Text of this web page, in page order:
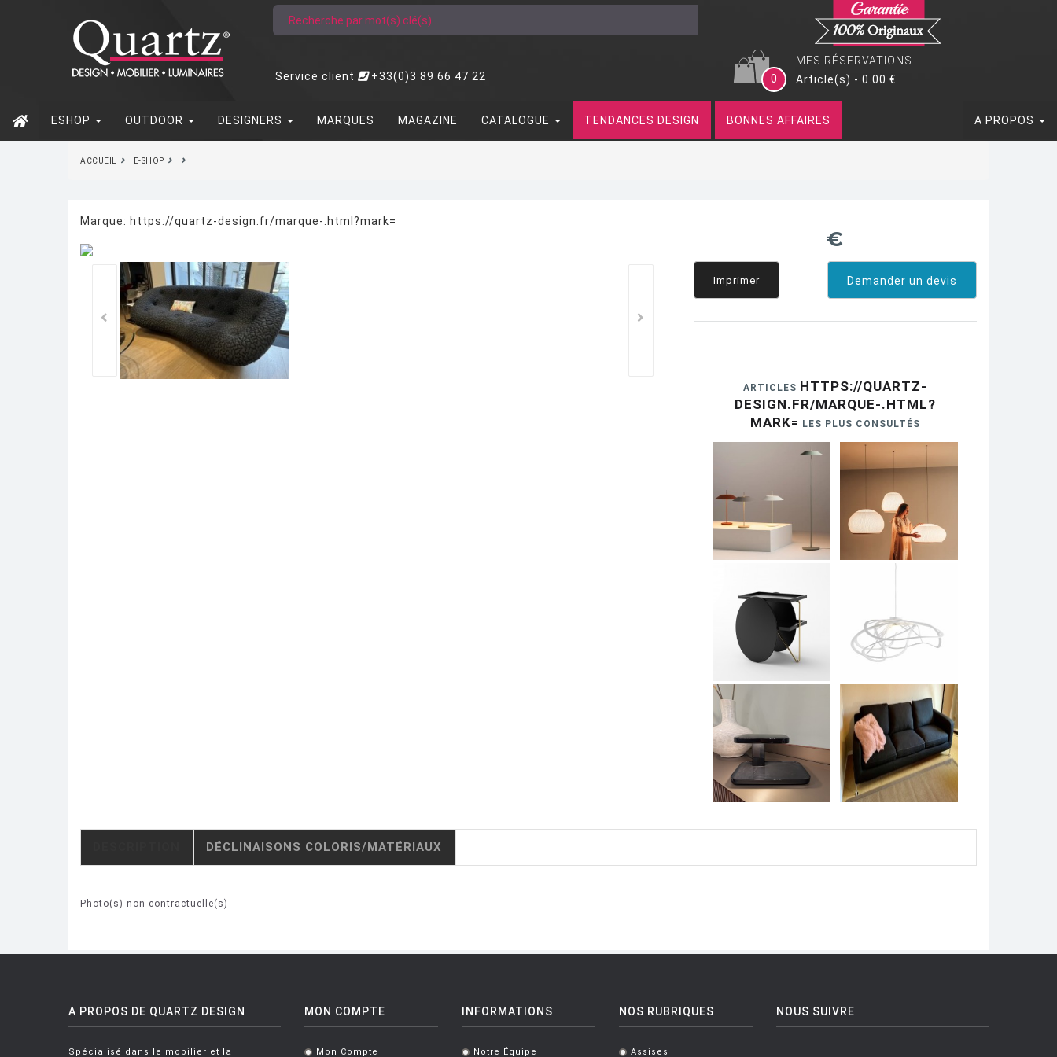
Service client +33(0)3 89 66 47 22
MES RÉSERVATIONS
0
Article(s) - 0.00 €
ESHOP OUTDOOR DESIGNERS MARQUES MAGAZINE CATALOGUE TENDANCES DESIGN BONNES AFFAIRES A PROPOS
ACCUEIL E-SHOP
Marque: https://quartz-design.fr/marque-.html?mark=
€
Demander un devis
Imprimer
ARTICLES HTTPS://QUARTZ-
DESIGN.FR/MARQUE-.HTML?
MARK= LES PLUS CONSULTÉS
DÉCLINAISONS COLORIS/MATÉRIAUX
Photo(s) non contractuelle(s)
A PROPOS DE QUARTZ DESIGN
Spécialisé dans le mobilier et la
MON COMPTE
Mon Compte
INFORMATIONS
Notre Équipe
NOS RUBRIQUES
Assises
NOUS SUIVRE